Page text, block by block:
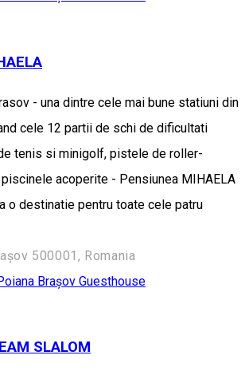
- una dintre cele mai bune statiuni din
cele 12 partii de schi de dificultati
tenis si minigolf, pistele de roller-
acoperite - Pensiunea MIHAELA
o destinatie pentru toate cele patru
500001, Romania
Brașov Guesthouse
SLALOM